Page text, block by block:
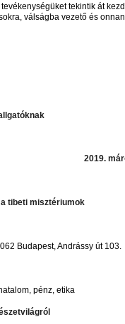
tekintik át
válságba vezető és
2019.
tibeti misztériumok
Budapest, Andrássy út 103.
pénz, etika